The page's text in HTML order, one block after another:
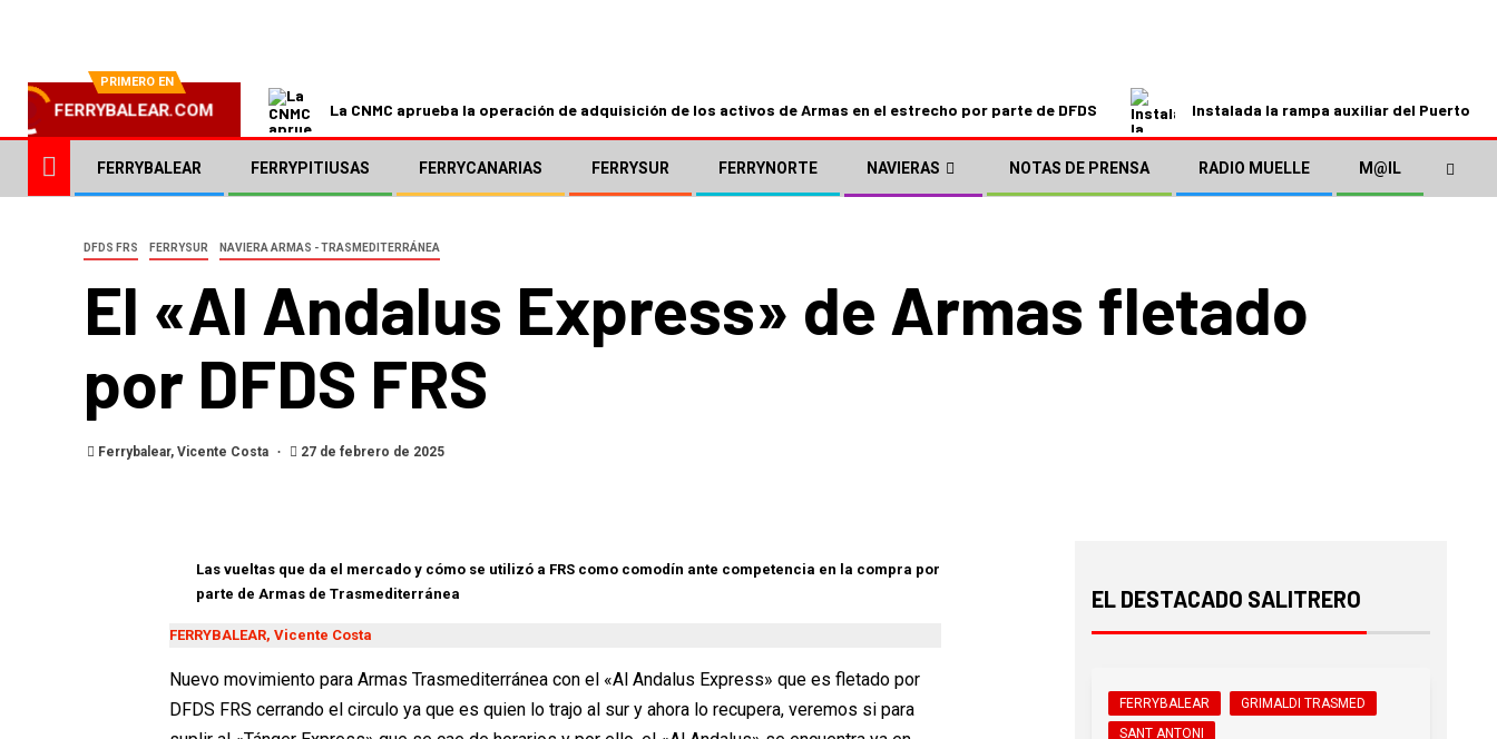
PRIMERO EN
FERRYBALEAR.COM La CNMC aprueba la operación de adquisición de los activos de Armas en el estrecho por parte de DFDS Instalada la rampa auxiliar del Puerto de
FERRYBALEAR FERRYPITIUSAS FERRYCANARIAS FERRYSUR FERRYNORTE NAVIERAS NOTAS DE PRENSA RADIO MUELLE M@IL
DFDS FRS FERRYSUR NAVIERA ARMAS - TRASMEDITERRÁNEA
El «Al Andalus Express» de Armas fletado
por DFDS FRS
Ferrybalear, Vicente Costa 27 de febrero de 2025
Las vueltas que da el mercado y cómo se utilizó a FRS como comodín ante competencia en la compra por
parte de Armas de Trasmediterránea
FERRYBALEAR, Vicente Costa
Nuevo movimiento para Armas Trasmediterránea con el «Al Andalus Express» que es fletado por
DFDS FRS cerrando el circulo ya que es quien lo trajo al sur y ahora lo recupera, veremos si para
EL DESTACADO SALITRERO
FERRYBALEAR
GRIMALDI TRASMED
SANT ANTONI